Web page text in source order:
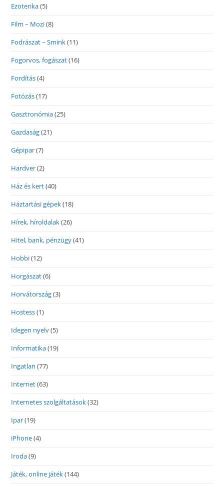
Ezoterika(5)
Film – Mozi(8)
Fodrászat – Smink(11)
Fogorvos, fogászat(16)
Fordítás(4)
Fotózás(17)
Gasztronómia(25)
Gazdaság(21)
Gépipar(7)
Hardver(2)
Ház és kert(40)
Háztartási gépek(18)
Hírek, híroldalak(26)
Hitel, bank, pénzügy(41)
Hobbi(12)
Horgászat(6)
Horvátország(3)
Hostess(1)
Idegen nyelv(5)
Informatika(19)
Ingatlan (77)
Internet(63)
Internetes szolgáltatások(32)
Ipar(19)
iPhone(4)
Iroda(9)
Játék, online játék(144)